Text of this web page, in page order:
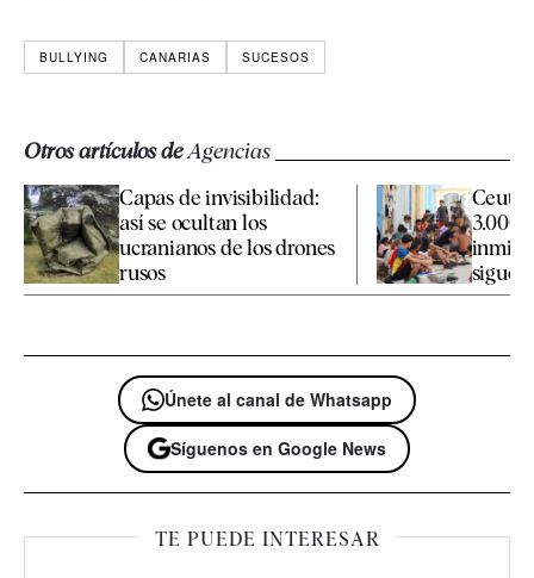
BULLYING CANARIAS SUCESOS
Otros artículos deAgencias
Capas de invisibilidad:
así se ocultan los
ucranianos de los drones
rusos
Ceuta
3.000
Únete al canal de Whatsapp
Síguenos en Google News
TE PUEDE INTERESAR